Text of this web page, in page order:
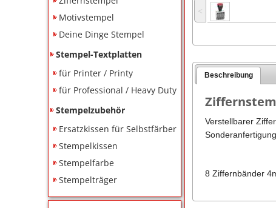
Motivstempel
Deine Dinge Stempel
Stempel-Textplatten
für Printer / Printy
für Professional / Heavy Duty
Stempelzubehör
Ersatzkissen für Selbstfärber
Stempelkissen
Stempelfarbe
Stempelträger
˂
Beschreibung
Verstellbarer
8 Ziffernbänder